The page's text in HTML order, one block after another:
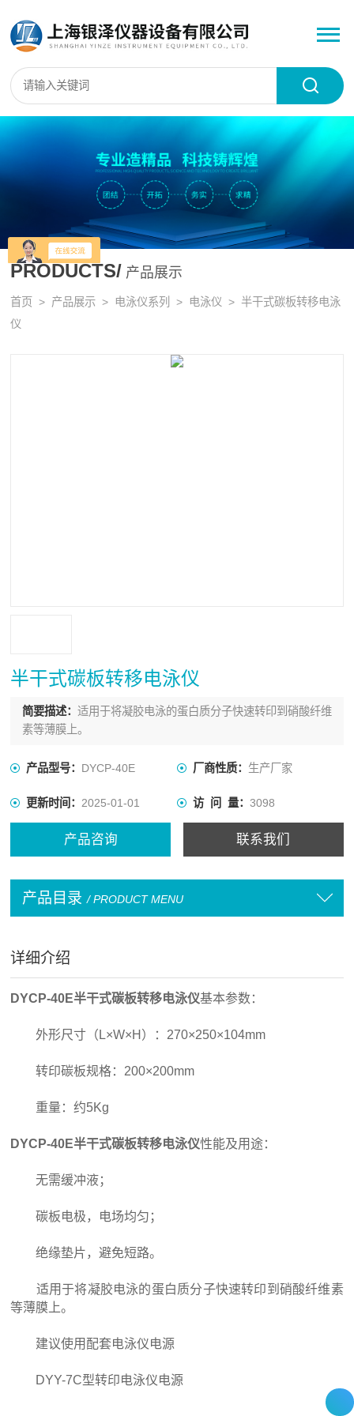
PRODUCTS/ 产品展示
首页 > 产品展示 > 电泳仪系列 > 电泳仪 > 半干式碳板转移电泳
仪
半干式碳板转移电泳仪
简要描述： 适用于将凝胶电泳的蛋白质分子快速转印到硝酸纤维
素等薄膜上。
产品型号： DYCP-40E 厂商性质： 生产厂家
更新时间：2025-01-01 访 问 量： 3098
产品咨询 联系我们
产品目录 / PRODUCT MENU
详细介绍
DYCP-40E半干式碳板转移电泳仪基本参数：
外形尺寸（L×W×H）：270×250×104mm
转印碳板规格：200×200mm
重量：约5Kg
DYCP-40E半干式碳板转移电泳仪性能及用途：
无需缓冲液；
碳板电极，电场均匀；
绝缘垫片，避免短路。
适用于将凝胶电泳的蛋白质分子快速转印到硝酸纤维素
等薄膜上。
建议使用配套电泳仪电源
DYY-7C型转印电泳仪电源